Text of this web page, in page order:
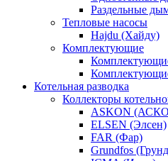
Раздельные
Тепловые насосы
Hajdu (Хайду)
Комплектующие
Котельная разводка
Коллекторы
ASKON
ELSEN (Элсен)
FAR (Фар)
Grundfos